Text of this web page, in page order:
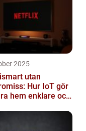
2025
utan
Hur IoT gör
hem enklare och